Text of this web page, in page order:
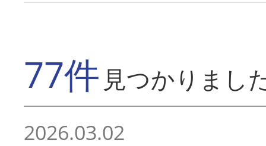
77件 見つかりまし
2026.03.02